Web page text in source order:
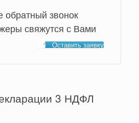
обратный звонок
свяжутся с Вами
Оставить заявку
3 НДФЛ